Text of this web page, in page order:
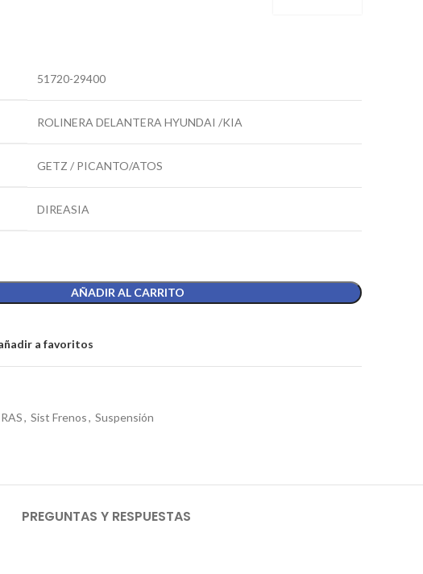
51720-29400
ROLINERA DELANTERA HYUNDAI /KIA
GETZ / PICANTO/ATOS
DIREASIA
AÑADIR AL CARRITO
a favoritos
, Sist Frenos, Suspensión
PREGUNTAS Y RESPUESTAS